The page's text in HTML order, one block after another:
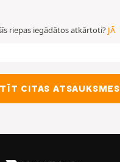
riepas iegādātos atkārtoti? JĀ
CITAS ATSAUKSMES